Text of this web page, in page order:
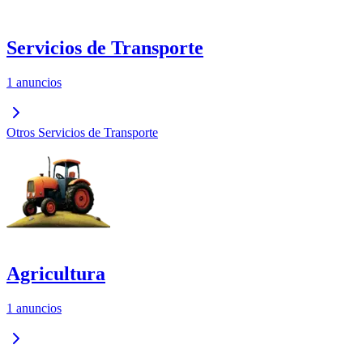
Servicios de Transporte
1 anuncios
Otros Servicios de Transporte
Agricultura
1 anuncios